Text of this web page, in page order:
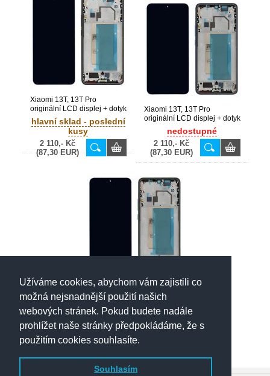
Užíváme cookies, abychom vám zajistili co
možná nejsnadnější použití našich
webových stránek. Pokud budete nadále
prohlížet naše stránky předpokládáme, že s
použitím cookies souhlasíte.
Souhlasím
Xiaomi 13T, 13T Pro
originální LCD displej + dotyk
+ přední kryt / rám Black /
černý (Bulk) -
560004M12A00,
560020M12A00,
5600290M1200,
hlavní sklad - poslední
kusy
2 110,- Kč
(87,30 EUR)
Xiaomi 13T, 13T Pro
originální LCD displej + dotyk
+ přední kryt / rám Blue /
modrý (Bulk) -
5600070M1200,
560018M12A00,
5600310M1200
nedostupné
2 110,- Kč
(87,30 EUR)
Xiaomi 13T, 13T Pro
originální LCD displej + dotyk
+ přední kryt / rám Green /
zelený (Bulk) -
560019M12A00,
5600060M1200,
5600300M1200
hlavní sklad - poslední
kusy
2 110,- Kč
(87,30 EUR)